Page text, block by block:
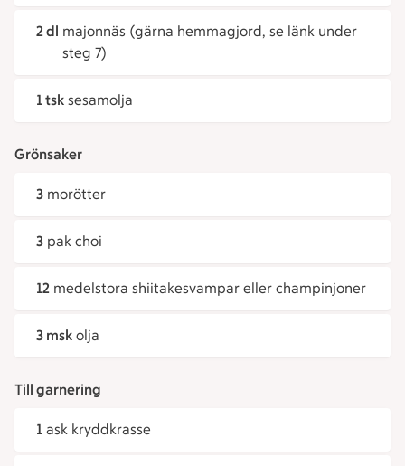
2 dl majonnäs (gärna hemmagjord, se länk under
steg 7)
1 tsk sesamolja
Grönsaker
3 morötter
3 pak choi
12 medelstora shiitakesvampar eller champinjoner
3 msk olja
Till garnering
1 ask kryddkrasse